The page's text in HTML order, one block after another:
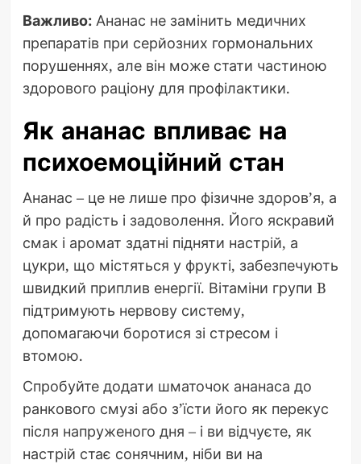
Важливо:Ананас не замінить медичних
препаратів при серйозних гормональних
порушеннях, але він може стати частиною
здорового раціону для профілактики.
Як ананас впливає на
психоемоційний стан
Ананас – це не лише про фізичне здоров’я, а
й про радість і задоволення. Його яскравий
смак і аромат здатні підняти настрій, а
цукри, що містяться у фрукті, забезпечують
швидкий приплив енергії. Вітаміни групи B
підтримують нервову систему,
допомагаючи боротися зі стресом і
втомою.
Спробуйте додати шматочок ананаса до
ранкового смузі або з’їсти його як перекус
після напруженого дня – і ви відчуєте, як
настрій стає сонячним, ніби ви на